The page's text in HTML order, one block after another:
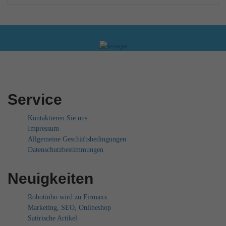
Service
Kontaktieren Sie uns
Impressum
Allgemeine Geschäftsbedingungen
Datenschutzbestimmungen
Neuigkeiten
Robotinho wird zu Firmaxx
Marketing, SEO, Onlineshop
Satirische Artikel